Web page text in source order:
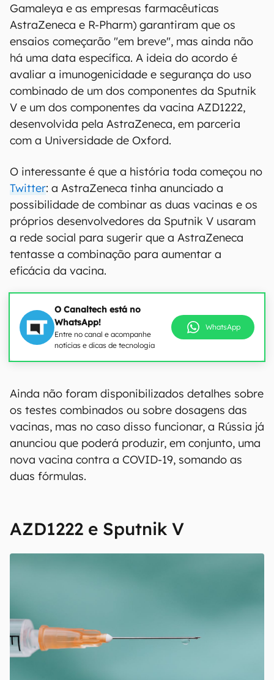
Gamaleya e as empresas farmacêuticas
AstraZeneca e R-Pharm) garantiram que os
ensaios começarão "em breve", mas ainda não
há uma data específica. A ideia do acordo é
avaliar a imunogenicidade e segurança do uso
combinado de um dos componentes da Sputnik
V e um dos componentes da vacina AZD1222,
desenvolvida pela AstraZeneca, em parceria
com a Universidade de Oxford.
O interessante é que a história toda começou no
Twitter: a AstraZeneca tinha anunciado a
possibilidade de combinar as duas vacinas e os
próprios desenvolvedores da Sputnik V usaram
a rede social para sugerir que a AstraZeneca
tentasse a combinação para aumentar a
eficácia da vacina.
O Canaltech está no
WhatsApp!
Entre no canal e acompanhe
notícias e dicas de tecnologia
WhatsApp
Ainda não foram disponibilizados detalhes sobre
os testes combinados ou sobre dosagens das
vacinas, mas no caso disso funcionar, a Rússia já
anunciou que poderá produzir, em conjunto, uma
nova vacina contra a COVID-19, somando as
duas fórmulas.
AZD1222 e Sputnik V